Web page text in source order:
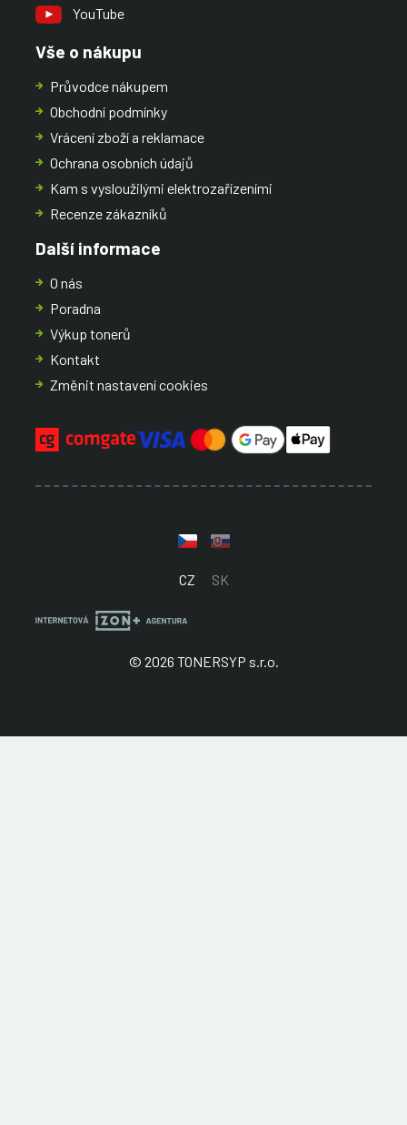
YouTube
Vše o nákupu
Průvodce nákupem
Obchodní podmínky
Vrácení zboží a reklamace
Ochrana osobních údajů
Kam s vysloužilými elektrozařízeními
Recenze zákazníků
Další informace
O nás
Poradna
Výkup tonerů
Kontakt
Změnit nastavení cookies
CZ SK
© 2026 TONERSYP s.r.o.